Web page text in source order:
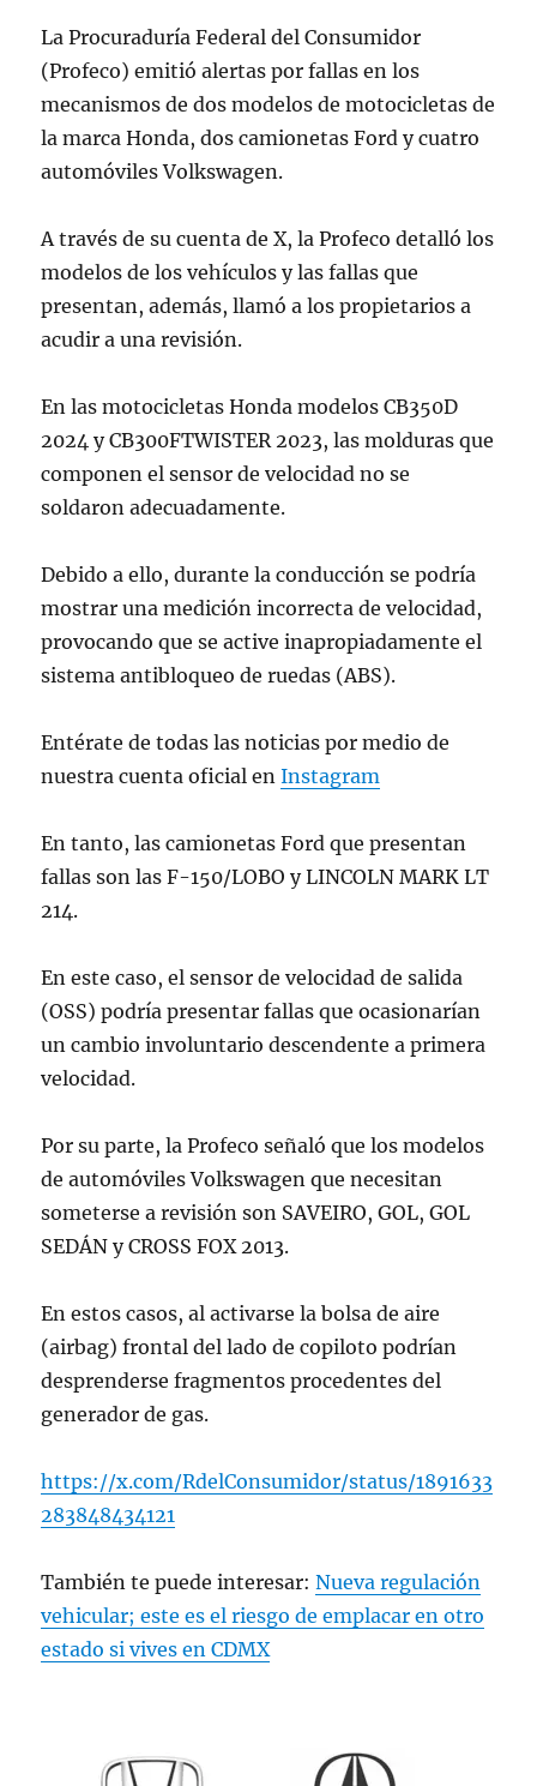
La Procuraduría Federal del Consumidor
(Profeco) emitió alertas por fallas en los
mecanismos de dos modelos de motocicletas de
la marca Honda, dos camionetas Ford y cuatro
automóviles Volkswagen.
A través de su cuenta de X, la Profeco detalló los
modelos de los vehículos y las fallas que
presentan, además, llamó a los propietarios a
acudir a una revisión.
En las motocicletas Honda modelos CB350D
2024 y CB300FTWISTER 2023, las molduras que
componen el sensor de velocidad no se
soldaron adecuadamente.
Debido a ello, durante la conducción se podría
mostrar una medición incorrecta de velocidad,
provocando que se active inapropiadamente el
sistema antibloqueo de ruedas (ABS).
Entérate de todas las noticias por medio de
nuestra cuenta oficial enInstagram
En tanto, las camionetas Ford que presentan
fallas son las F-150/LOBO y LINCOLN MARK LT
214.
En este caso, el sensor de velocidad de salida
(OSS) podría presentar fallas que ocasionarían
un cambio involuntario descendente a primera
velocidad.
Por su parte, la Profeco señaló que los modelos
de automóviles Volkswagen que necesitan
someterse a revisión son SAVEIRO, GOL, GOL
SEDÁN y CROSS FOX 2013.
En estos casos, al activarse la bolsa de aire
(airbag) frontal del lado de copiloto podrían
desprenderse fragmentos procedentes del
generador de gas.
https://x.com/RdelConsumidor/status/1891633
283848434121
También te puede interesar:Nueva regulación
vehicular; este es el riesgo de emplacar en otro
estado si vives en CDMX